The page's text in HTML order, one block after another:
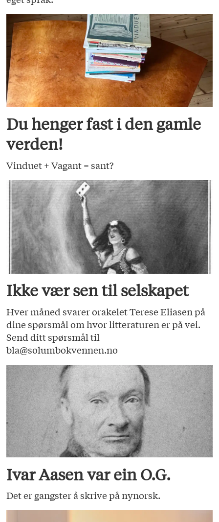
Du henger fast i den gamle
verden!
Vinduet + Vagant = sant?
Ikke vær sen til selskapet
Hver måned svarer orakelet Terese Eliasen på
dine spørsmål om hvor litteraturen er på vei.
Send ditt spørsmål til
bla@solumbokvennen.no
Ivar Aasen var ein O.G.
Det er gangster å skrive på nynorsk.